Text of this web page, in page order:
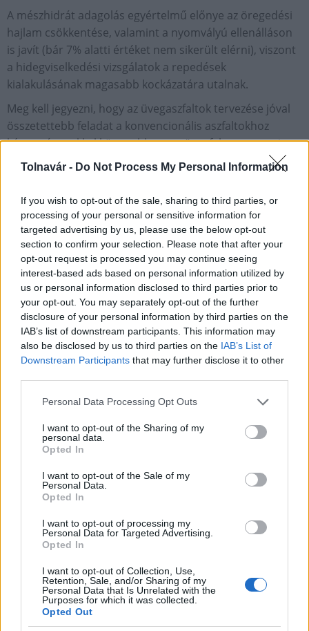
Tolnavár - Do Not Process My Personal Information
If you wish to opt-out of the sale, sharing to third parties, or
processing of your personal or sensitive information for
targeted advertising by us, please use the below opt-out
section to confirm your selection. Please note that after your
opt-out request is processed you may continue seeing
interest-based ads based on personal information utilized by
us or personal information disclosed to third parties prior to
your opt-out. You may separately opt-out of the further
disclosure of your personal information by third parties on the
IAB’s list of downstream participants. This information may
also be disclosed by us to third parties on the IAB’s List of
Downstream Participants that may further disclose it to other
Please note that this website/app uses one or more Google
not limited to your visit or usage behaviour. You may click to
grant or deny consent to Google and its third-party tags to
use your data for below specified purposes in below Google
consent section.
Personal Data Processing Opt Outs
I want to opt-out of the Sharing of my
personal data.
Opted In
I want to opt-out of the Sale of my
Personal Data.
Opted In
I want to opt-out of processing my
Personal Data for Targeted Advertising.
Opted In
I want to opt-out of Collection, Use,
Retention, Sale, and/or Sharing of my
Personal Data that Is Unrelated with the
Purposes for which it was collected.
Opted Out
A mészhidrát adagolás egyértelmű előnye az öregedési
hajlam csökkentése, valamint a nyomvályú ellenálláson
is javít (bár 7% alatti értéket nem sikerült elérni), viszont
a hidegviselkedési vizsgálatok a repedések
kialakulásának magasabb kockázatára utalnak.
Meg kell jegyezni, hogy az üvegaszfaltok tervezése jóval
összetettebb feladat a konvencionális aszfaltokhoz
képest, így sokkal könnyebb „rossz” aszfaltot tervezni
belőlük.
Próbaépítések
Az üvegaszfalt 2 beépítési helyszínén végzett 3
összetételű beépítése igazolta, hogy megfelelő
odafigyeléssel és keveréktervezéssel a rendelkezésre álló
technikai eszközök alkalmasak megfelelő burkolati
rétegek készítéséhez. Tömörítés során számítani kell rá,
hogy a keverék normál hőmérsékleten jobban kitér a
tömörítő munka elől.
kísérleti útszakaszt a Magyar Közút kutatási alapjának
támogatásával.